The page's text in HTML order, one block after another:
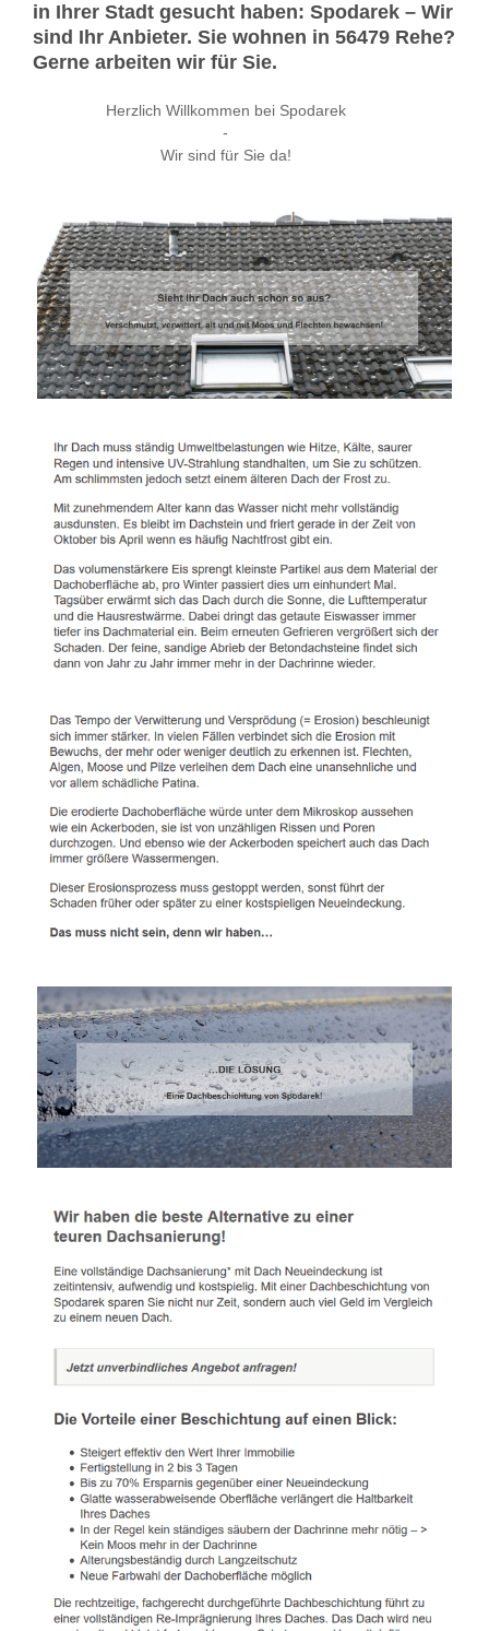
in Ihrer Stadt gesucht haben: Spodarek – Wir
sind Ihr Anbieter. Sie wohnen in 56479 Rehe?
Gerne arbeiten wir für Sie.
Herzlich Willkommen bei Spodarek
-
Wir sind für Sie da!